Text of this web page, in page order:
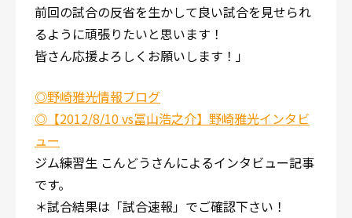
前回の試合の反省を生かして良い試合を見せられ
るように頑張りたいと思います！
皆さん応援よろしくお願いします！」
◎野崎雅光情報ブログ
◎【2012/8/10 vs冨山浩之介】野崎雅光インタビ
ュー
ジム練習生 こんどうさんによるインタビュー記事
です。
＊試合結果は「試合速報」でご確認下さい！